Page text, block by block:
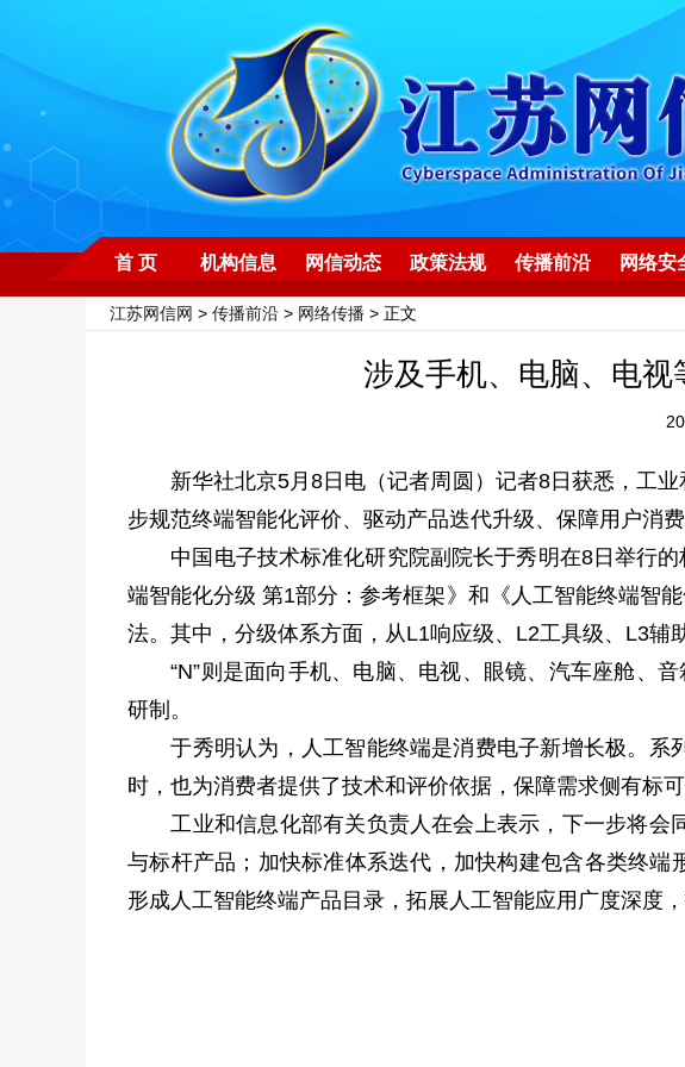
首 页 机构信息 网信动态 政策法规 传播前沿 网络安
江苏网信网 > 传播前沿 > 网络传播 > 正文
涉及手机、电脑、电
新华社北京5月8日电（记者周圆）记者8日获悉，工业
步规范终端智能化评价、驱动产品迭代升级、保障用户消费
中国电子技术标准化研究院副院长于秀明在8日举行的
端智能化分级 第1部分：参考框架》和《人工智能终端智
法。其中，分级体系方面，从L1响应级、L2工具级、L3辅
“N”则是面向手机、电脑、电视、眼镜、汽车座舱、音
研制。
于秀明认为，人工智能终端是消费电子新增长极。系
时，也为消费者提供了技术和评价依据，保障需求侧有标
工业和信息化部有关负责人在会上表示，下一步将会
与标杆产品；加快标准体系迭代，加快构建包含各类终端
形成人工智能终端产品目录，拓展人工智能应用广度深度，